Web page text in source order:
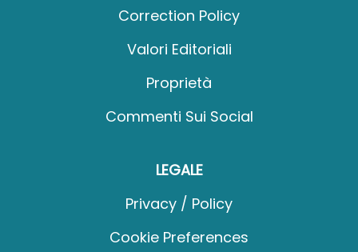
Correction Policy
Valori Editoriali
Proprietà
Commenti Sui Social
LEGALE
Privacy / Policy
Cookie Preferences